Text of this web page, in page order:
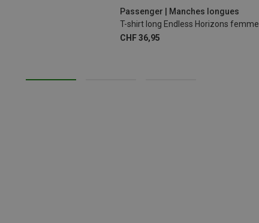
Passenger | Manches longues
T-shirt long Endless Horizons femme
CHF 36,95